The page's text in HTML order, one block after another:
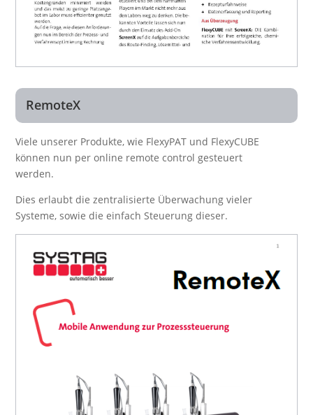
RemoteX
Viele unserer Produkte, wie FlexyPAT und FlexyCUBE
können nun per online remote control gesteuert
werden.
Dies erlaubt die zentralisierte Überwachung vieler
Systeme, sowie die einfach Steuerung dieser.